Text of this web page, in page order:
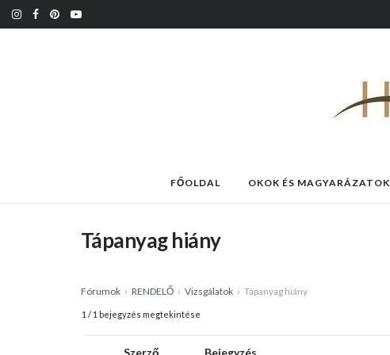
FŐOLDAL OKOK ÉS MAGYARÁZATOK
Tápanyag hiány
Fórumok › RENDELŐ › Vizsgálatok › Tápanyag hiány
1 / 1 bejegyzés megtekintése
Szerző Bejegyzés